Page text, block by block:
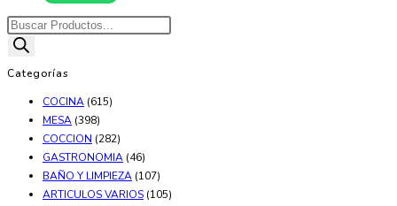
CAROL
Búsqueda
de
Categorías
COCINA (615)
MESA (398)
COCCION (282)
GASTRONOMIA (46)
BAÑO Y LIMPIEZA (107)
ARTICULOS VARIOS (105)